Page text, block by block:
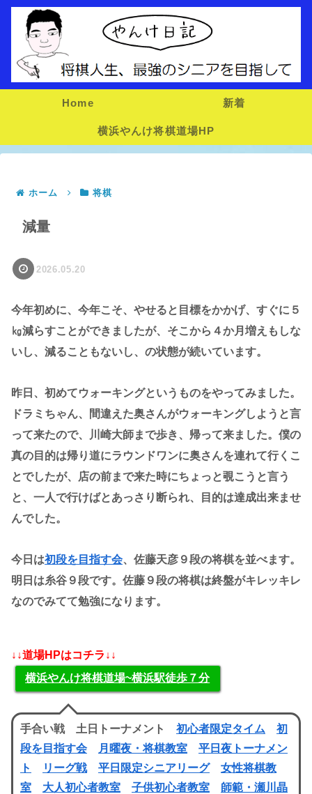
Home 新着
横浜やんけ将棋道場HP
ホーム 将棋
減量
2026.05.20
今年初めに、今年こそ、やせると目標をかかげ、すぐに５
㎏減らすことができましたが、そこから４か月増えもしな
いし、減ることもないし、の状態が続いています。
昨日、初めてウォーキングというものをやってみました。
ドラミちゃん、間違えた奥さんがウォーキングしようと言
って来たので、川崎大師まで歩き、帰って来ました。僕の
真の目的は帰り道にラウンドワンに奥さんを連れて行くこ
とでしたが、店の前まで来た時にちょっと覗こうと言う
と、一人で行けばとあっさり断られ、目的は達成出来ませ
んでした。
今日は初段を目指す会、佐藤天彦９段の将棋を並べます。
明日は糸谷９段です。佐藤９段の将棋は終盤がキレッキレ
なのでみてて勉強になります。
↓↓道場HPはコチラ↓↓
横浜やんけ将棋道場~横浜駅徒歩７分
手合い戦 土日トーナメント 初心者限定タイム
初
段を目指す会
月曜夜・将棋教室
平日夜トーナメン
ト
リーグ戦 平日限定シニアリーグ
女性将棋教
室
大人初心者教室 子供初心者教室
師範・瀬川晶